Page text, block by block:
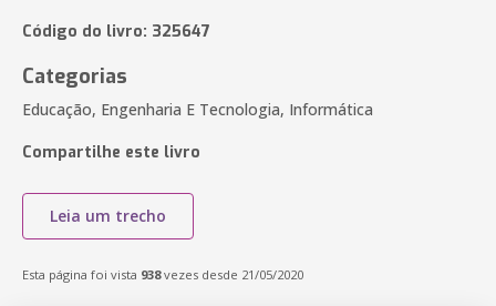
Código do livro: 325647
Categorias
Educação, Engenharia E Tecnologia, Informática
Compartilhe este livro
Leia um trecho
Esta página foi vista 938vezes desde 21/05/2020